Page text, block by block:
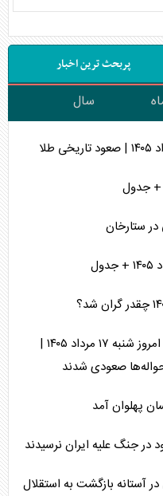
پربحث ترین اخبار
سال
آخرین قیمت دلار، یورو و سایر ارز‌ها امروز شنبه ۱۷ مرداد ۱۴۰۵ |
حواله‌ها صعودی شدند
پهلوان آمد
در جنگ علیه ایران نرسیدند
در آستانه بازگشت به استقلال